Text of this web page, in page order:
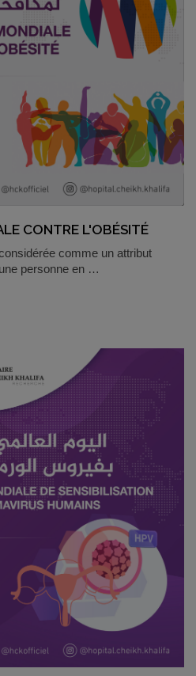
CONTRE L'OBÉSITÉ
comme un attribut
personne en …